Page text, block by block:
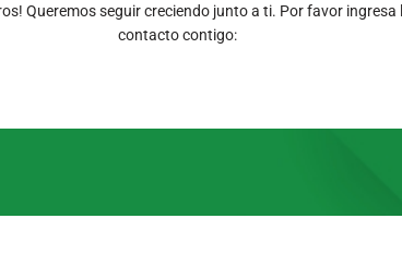
Queremos seguir creciendo junto a ti. Por favor
contacto contigo: